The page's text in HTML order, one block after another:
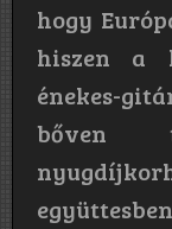
hogy
hiszen a
énekes-